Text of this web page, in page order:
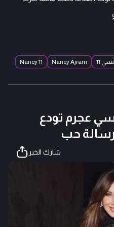
11
Nancy Ajram
Nancy 11
عجرم تودع
حب
شارك الخبر